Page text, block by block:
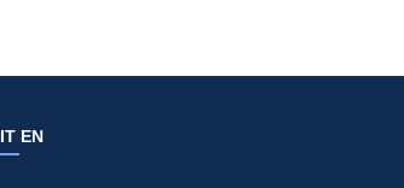
IT EN